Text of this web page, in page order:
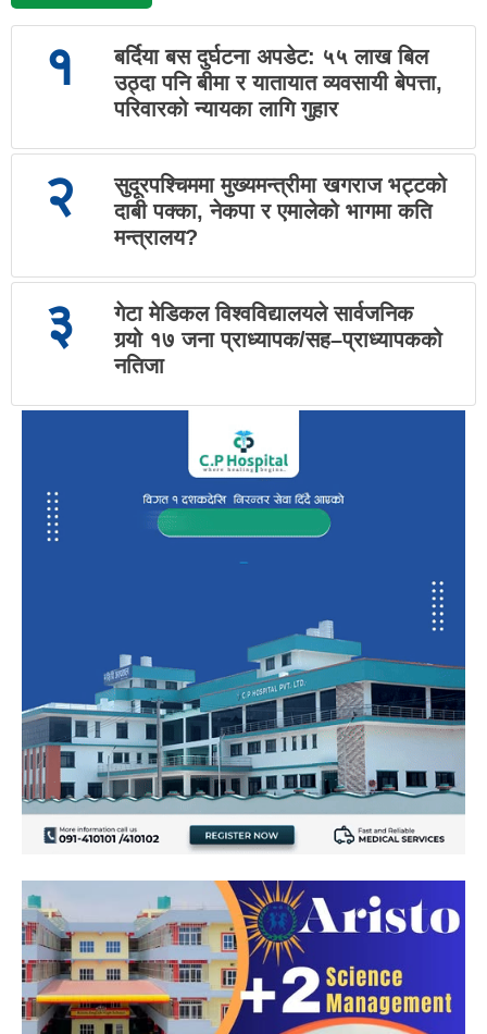
१
बर्दिया बस दुर्घटना अपडेट: ५५ लाख बिल
उठ्दा पनि बीमा र यातायात व्यवसायी बेपत्ता,
परिवारको न्यायका लागि गुहार
२
सुदूरपश्चिममा मुख्यमन्त्रीमा खगराज भट्टको
दाबी पक्का, नेकपा र एमालेको भागमा कति
मन्त्रालय?
३
गेटा मेडिकल विश्वविद्यालयले सार्वजनिक
गर्‍यो १७ जना प्राध्यापक/सह–प्राध्यापकको
नतिजा